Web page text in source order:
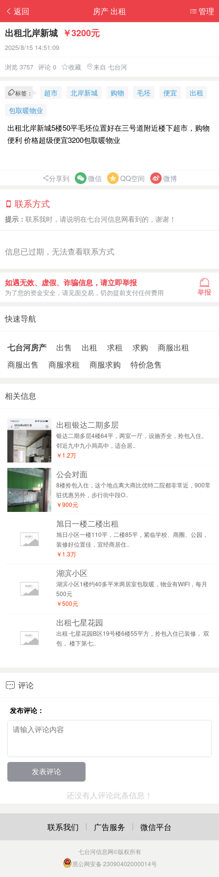
返回 管理
房产 出租
出租北岸新城 ￥3200元
2025/8/15 14:51:09
浏览 3757 评论 0 收藏 来自 七台河
标签： 超市 北岸新城 购物 毛坯 便宜
出租
包取暖物业
出租北岸新城5楼50平毛坯位置好在三号道附近楼下超市，购物
便利 价格超级便宜3200包取暖物业
分享到 微信 QQ空间 微博
联系方式
提示： 联系我时，请说明在七台河信息网看到的，谢谢！
信息已过期，无法查看联系方式
如遇无效、虚假、诈骗信息，请立即举报
为了您的资金安全，请见面交易，切勿提前支付任何费用 举报
快速导航
七台河房产 出售 出租 求租 求购
商服出租
商服出售
商服求租 商服求购 特价急售
相关信息
出租银达二期多层
银达二期多层4楼64平，两室一厅，设施齐全，拎包入住。
邻近九中九小局高中，适合居..
￥1.2万
公会对面
8楼拎包入住，这个地点离大商比优特二院都非常近，900常
驻优惠另外，步行街中段O..
￥900元
旭日一楼二楼出租
旭日小区一楼110平，二楼85平，紧临学校、商圈、公园，
装修好位置佳，宜经商居住..
￥1.3万
湖滨小区
湖滨小区1楼约40多平米两居室包取暖，物业有WIFI，每月
500元
￥500元
出租七星花园
出租 七星花园B区19号楼6楼55平方，拎包入住已装修， 双
包， 楼下第七..
 评论
发布评论：
还没有人评论此条信息！
联系我们 广告服务 微信平台
七台河信息网©版权所有
黑公网安备 23090402000014号